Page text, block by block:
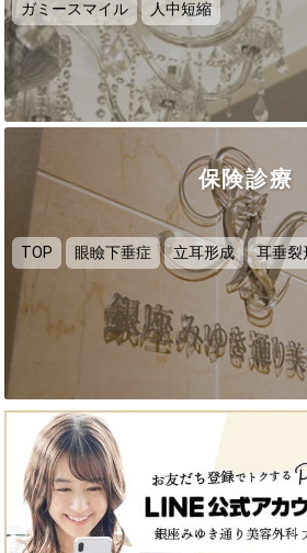
ガミースマイル
人中短縮
保険診療
TOP 眼瞼下垂症 立耳形成 耳垂裂